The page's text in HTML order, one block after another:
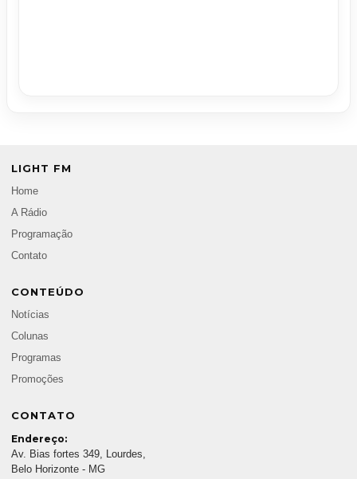
LIGHT FM
Home
A Rádio
Programação
Contato
CONTEÚDO
Notícias
Colunas
Programas
Promoções
CONTATO
Endereço:
Av. Bias fortes 349, Lourdes,
Belo Horizonte - MG